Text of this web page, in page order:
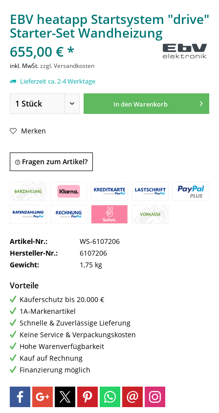
EBV heatapp Startsystem "drive"
Starter-Set Wandheizung
655,00 € *
inkl. MwSt.zzgl. Versandkosten
Lieferzeit ca. 2-4 Werktage
In denWarenkorb
Merken
Fragen zum Artikel?
Artikel-Nr.:
WS-6107206
Hersteller-Nr.:
6107206
Gewicht:
1,75 kg
Vorteile
Käuferschutz bis 20.000 €
1A-Markenartikel
Schnelle & Zuverlässige Lieferung
Keine Service & Verpackungskosten
Hohe Warenverfügbarkeit
Kauf auf Rechnung
Finanzierung möglich